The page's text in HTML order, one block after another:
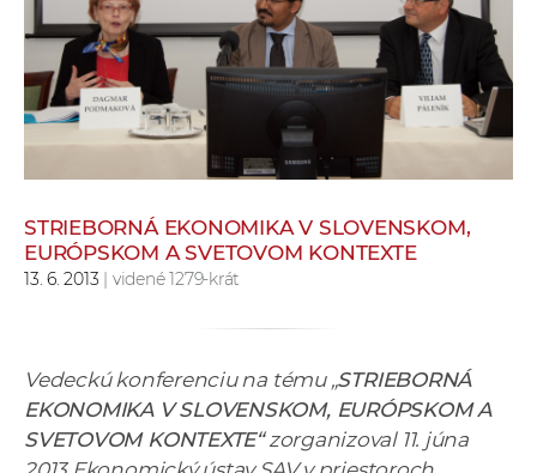
e
r
v
a
c
h
STRIEBORNÁ EKONOMIKA V SLOVENSKOM,
EURÓPSKOM A SVETOVOM KONTEXTE
13. 6. 2013 | videné 1279-krát
Vedeckú konferenciu na tému „STRIEBORNÁ
EKONOMIKA V SLOVENSKOM, EURÓPSKOM A
SVETOVOM KONTEXTE“zorganizoval 11. júna